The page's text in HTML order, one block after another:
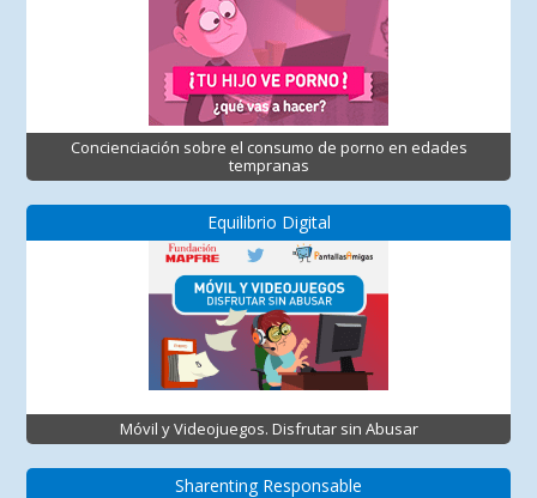
Concienciación sobre el consumo de porno en edades
tempranas
Equilibrio Digital
Móvil y Videojuegos. Disfrutar sin Abusar
Sharenting Responsable